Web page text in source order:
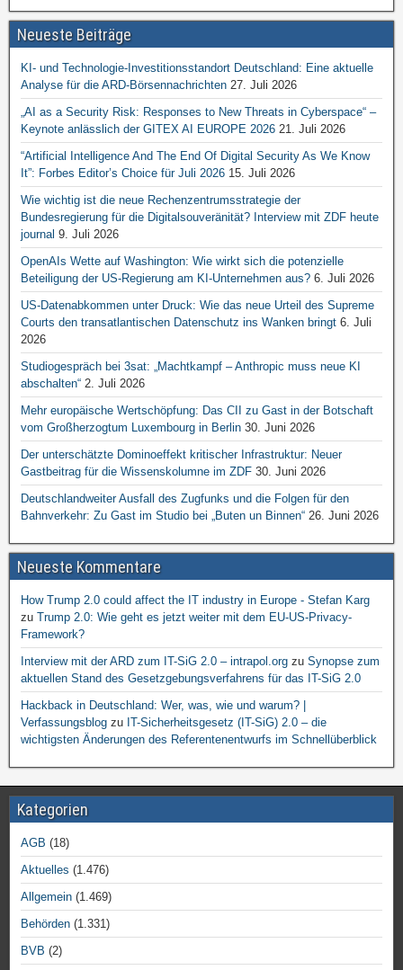
Neueste Beiträge
KI- und Technologie-Investitionsstandort Deutschland: Eine aktuelle
Analyse für die ARD-Börsennachrichten 27. Juli 2026
„AI as a Security Risk: Responses to New Threats in Cyberspace“ –
Keynote anlässlich der GITEX AI EUROPE 2026 21. Juli 2026
“Artificial Intelligence And The End Of Digital Security As We Know
It”: Forbes Editor’s Choice für Juli 2026 15. Juli 2026
Wie wichtig ist die neue Rechenzentrumsstrategie der
Bundesregierung für die Digitalsouveränität? Interview mit ZDF heute
journal 9. Juli 2026
OpenAIs Wette auf Washington: Wie wirkt sich die potenzielle
Beteiligung der US-Regierung am KI-Unternehmen aus? 6. Juli 2026
US-Datenabkommen unter Druck: Wie das neue Urteil des Supreme
Courts den transatlantischen Datenschutz ins Wanken bringt 6. Juli
2026
Studiogespräch bei 3sat: „Machtkampf – Anthropic muss neue KI
abschalten“ 2. Juli 2026
Mehr europäische Wertschöpfung: Das CII zu Gast in der Botschaft
vom Großherzogtum Luxembourg in Berlin 30. Juni 2026
Der unterschätzte Dominoeffekt kritischer Infrastruktur: Neuer
Gastbeitrag für die Wissenskolumne im ZDF 30. Juni 2026
Deutschlandweiter Ausfall des Zugfunks und die Folgen für den
Bahnverkehr: Zu Gast im Studio bei „Buten un Binnen“ 26. Juni 2026
Neueste Kommentare
How Trump 2.0 could affect the IT industry in Europe - Stefan Karg
zu Trump 2.0: Wie geht es jetzt weiter mit dem EU-US-Privacy-
Framework?
Interview mit der ARD zum IT-SiG 2.0 – intrapol.org zu Synopse zum
aktuellen Stand des Gesetzgebungsverfahrens für das IT-SiG 2.0
Hackback in Deutschland: Wer, was, wie und warum? |
Verfassungsblog zu IT-Sicherheitsgesetz (IT-SiG) 2.0 – die
wichtigsten Änderungen des Referentenentwurfs im Schnellüberblick
Kategorien
AGB (18)
Aktuelles (1.476)
Allgemein (1.469)
Behörden (1.331)
BVB (2)